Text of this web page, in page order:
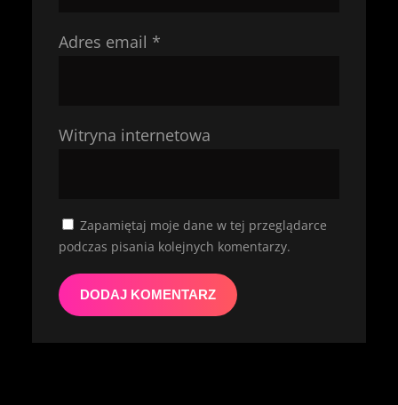
Adres email *
Witryna internetowa
Zapamiętaj moje dane w tej przeglądarce
podczas pisania kolejnych komentarzy.